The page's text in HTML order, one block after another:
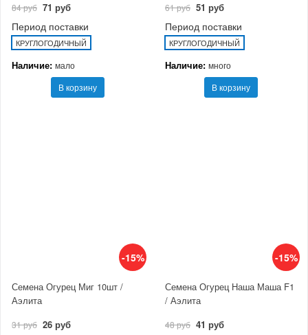
84 руб 71 руб
Период поставки
КРУГЛОГОДИЧНЫЙ
Наличие: мало
В корзину
61 руб 51 руб
Период поставки
КРУГЛОГОДИЧНЫЙ
Наличие: много
В корзину
-15%
Семена Огурец Миг 10шт /
Аэлита
31 руб 26 руб
-15%
Семена Огурец Наша Маша F1
/ Аэлита
48 руб 41 руб